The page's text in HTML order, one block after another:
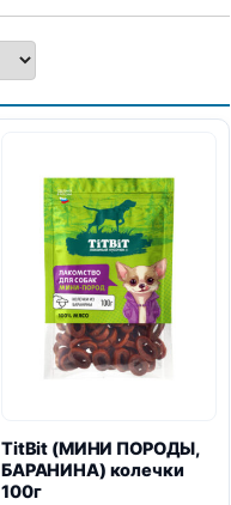
TitBit (МИНИ ПОРОДЫ,
БАРАНИНА) колечки
100г